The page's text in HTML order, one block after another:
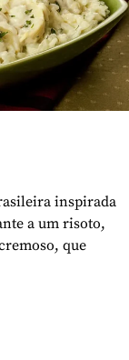
inspirada
a um risoto,
que